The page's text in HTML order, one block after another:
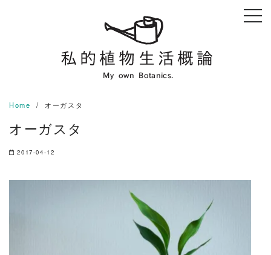
Home オーガスタ
オーガスタ
2017-04-12